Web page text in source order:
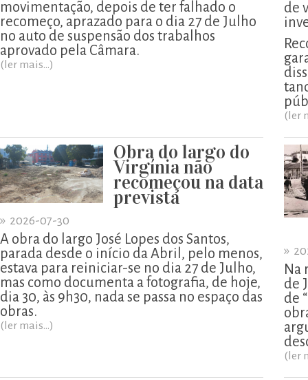
movimentação, depois de ter falhado o
recomeço, aprazado para o dia 27 de Julho
no auto de suspensão dos trabalhos
aprovado pela Câmara.
(ler mais...)
de
(ler
Obra do largo do
Virgínia não
recomeçou na data
prevista
» 2026-07-30
A obra do largo José Lopes dos Santos,
parada desde o início da Abril, pelo menos,
estava para reiniciar-se no dia 27 de Julho,
mas como documenta a fotografia, de hoje,
dia 30, às 9h30, nada se passa no espaço das
obras.
(ler mais...)
»
Na
de
de
(ler